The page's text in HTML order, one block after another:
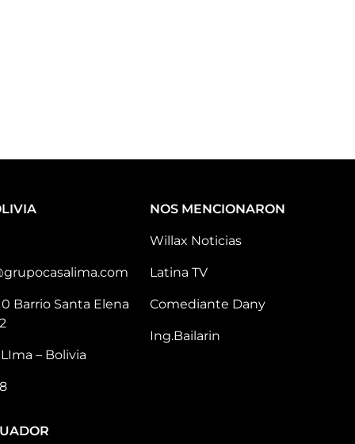
Barrio Santa Elena
– Bolivia
NOS MENCIONARON
Willax Noticias
Latina TV
Comediante Dany
Ing.Bailarin